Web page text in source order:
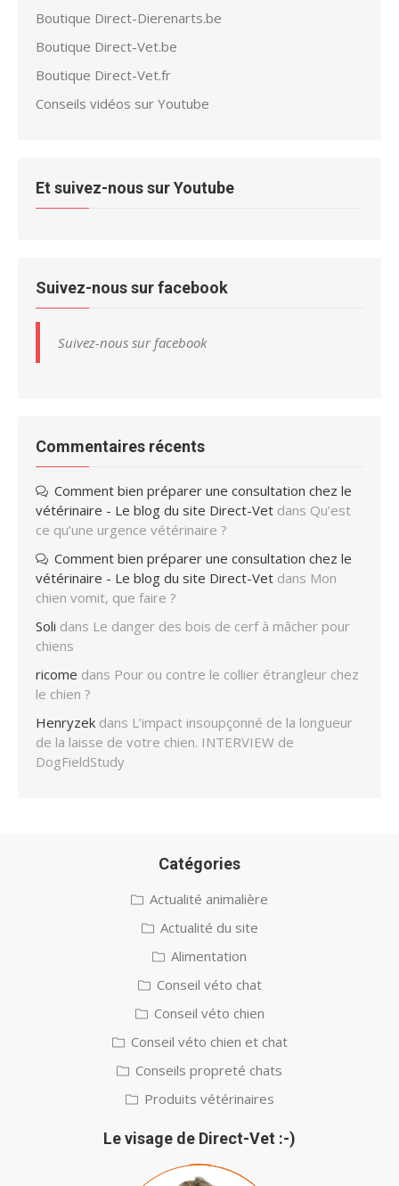
Boutique Direct-Dierenarts.be
Boutique Direct-Vet.be
Boutique Direct-Vet.fr
Conseils vidéos sur Youtube
Et suivez-nous sur Youtube
Suivez-nous sur facebook
Suivez-nous sur facebook
Commentaires récents
Comment bien préparer une consultation chez le
vétérinaire - Le blog du site Direct-Vet dans Qu’est
ce qu’une urgence vétérinaire ?
Comment bien préparer une consultation chez le
vétérinaire - Le blog du site Direct-Vet dans Mon
chien vomit, que faire ?
Soli dans Le danger des bois de cerf à mâcher pour
chiens
ricome dans Pour ou contre le collier étrangleur chez
le chien ?
Henryzek dans L’impact insoupçonné de la longueur
de la laisse de votre chien. INTERVIEW de
DogFieldStudy
Catégories
Actualité animalière
Actualité du site
Alimentation
Conseil véto chat
Conseil véto chien
Conseil véto chien et chat
Conseils propreté chats
Produits vétérinaires
Le visage de Direct-Vet :-)